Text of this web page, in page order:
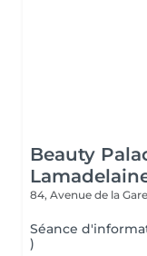
Beauty
84, Avenue de la Gare
Séance
)